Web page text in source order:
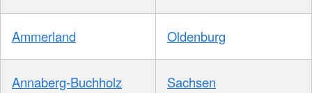
Ammerland Oldenburg
Annaberg-Buchholz Sachsen